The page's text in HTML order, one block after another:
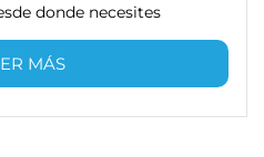
donde necesites
MÁS